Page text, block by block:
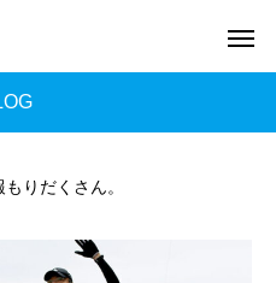
りだくさん。